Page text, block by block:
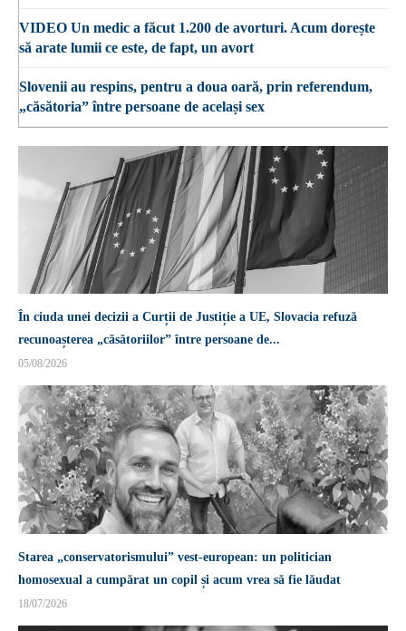
În ciuda unei decizii a Curții de Justiție a UE, Slovacia refuză
recunoașterea „căsătoriilor” între persoane de...
05/08/2026
Starea „conservatorismului” vest-european: un politician
homosexual a cumpărat un copil și acum vrea să fie lăudat
18/07/2026
VIDEO Un medic a făcut 1.200 de avorturi. Acum dorește
să arate lumii ce este, de fapt, un avort
Slovenii au respins, pentru a doua oară, prin referendum,
„căsătoria” între persoane de același sex